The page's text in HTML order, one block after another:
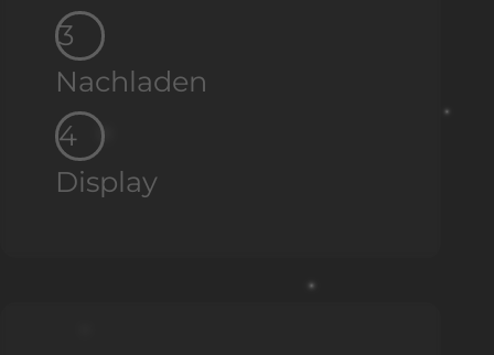
3
Nachladen
4
Display